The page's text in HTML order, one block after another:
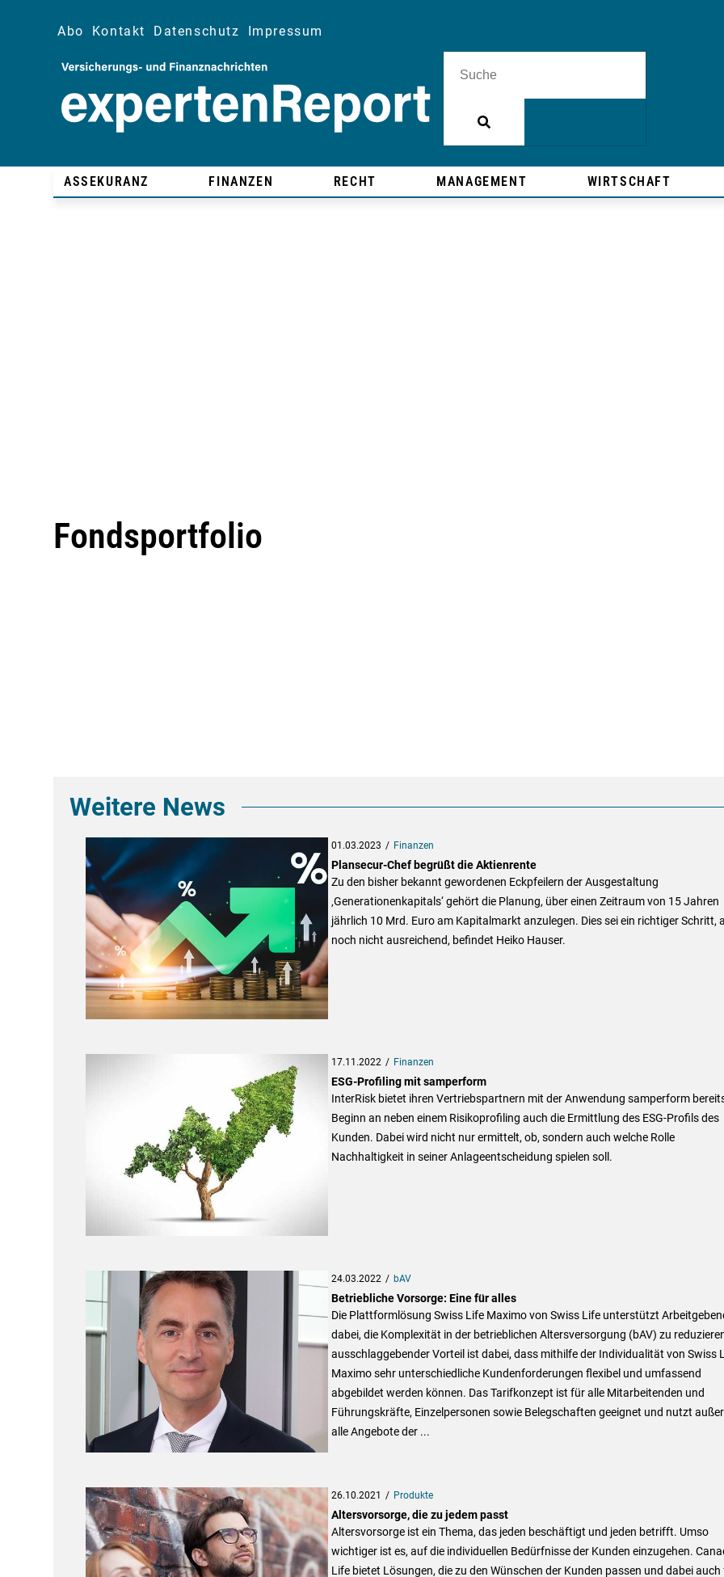
Abo Kontakt Datenschutz Impressum
ASSEKURANZ FINANZEN RECHT MANAGEMENT WIRTSCHAFT
Fondsportfolio
Weitere News
01.03.2023 Finanzen
Plansecur-Chef begrüßt die Aktienrente
Zu den bisher bekannt gewordenen Eckpfeilern der Ausgestaltung
‚Generationenkapitals‘ gehört die Planung, über einen Zeitraum von 15 Jahren
jährlich 10 Mrd. Euro am Kapitalmarkt anzulegen. Dies sei ein richtiger Schritt,
noch nicht ausreichend, befindet Heiko Hauser.
17.11.2022 Finanzen
ESG-Profiling mit samperform
InterRisk bietet ihren Vertriebspartnern mit der Anwendung samperform
Beginn an neben einem Risikoprofiling auch die Ermittlung des ESG-Profils des
Kunden. Dabei wird nicht nur ermittelt, ob, sondern auch welche Rolle
Nachhaltigkeit in seiner Anlageentscheidung spielen soll.
24.03.2022 bAV
Betriebliche Vorsorge: Eine für alles
Die Plattformlösung Swiss Life Maximo von Swiss Life unterstützt
dabei, die Komplexität in der betrieblichen Altersversorgung (bAV) zu
ausschlaggebender Vorteil ist dabei, dass mithilfe der Individualität von Swiss
Maximo sehr unterschiedliche Kundenforderungen flexibel und umfassend
abgebildet werden können. Das Tarifkonzept ist für alle Mitarbeitenden und
Führungskräfte, Einzelpersonen sowie Belegschaften geeignet und nutzt
alle Angebote der ...
26.10.2021 Produkte
Altersvorsorge, die zu jedem passt
Altersvorsorge ist ein Thema, das jeden beschäftigt und jeden betrifft. Umso
wichtiger ist es, auf die individuellen Bedürfnisse der Kunden einzugehen.
Life bietet Lösungen, die zu den Wünschen der Kunden passen und dabei auch